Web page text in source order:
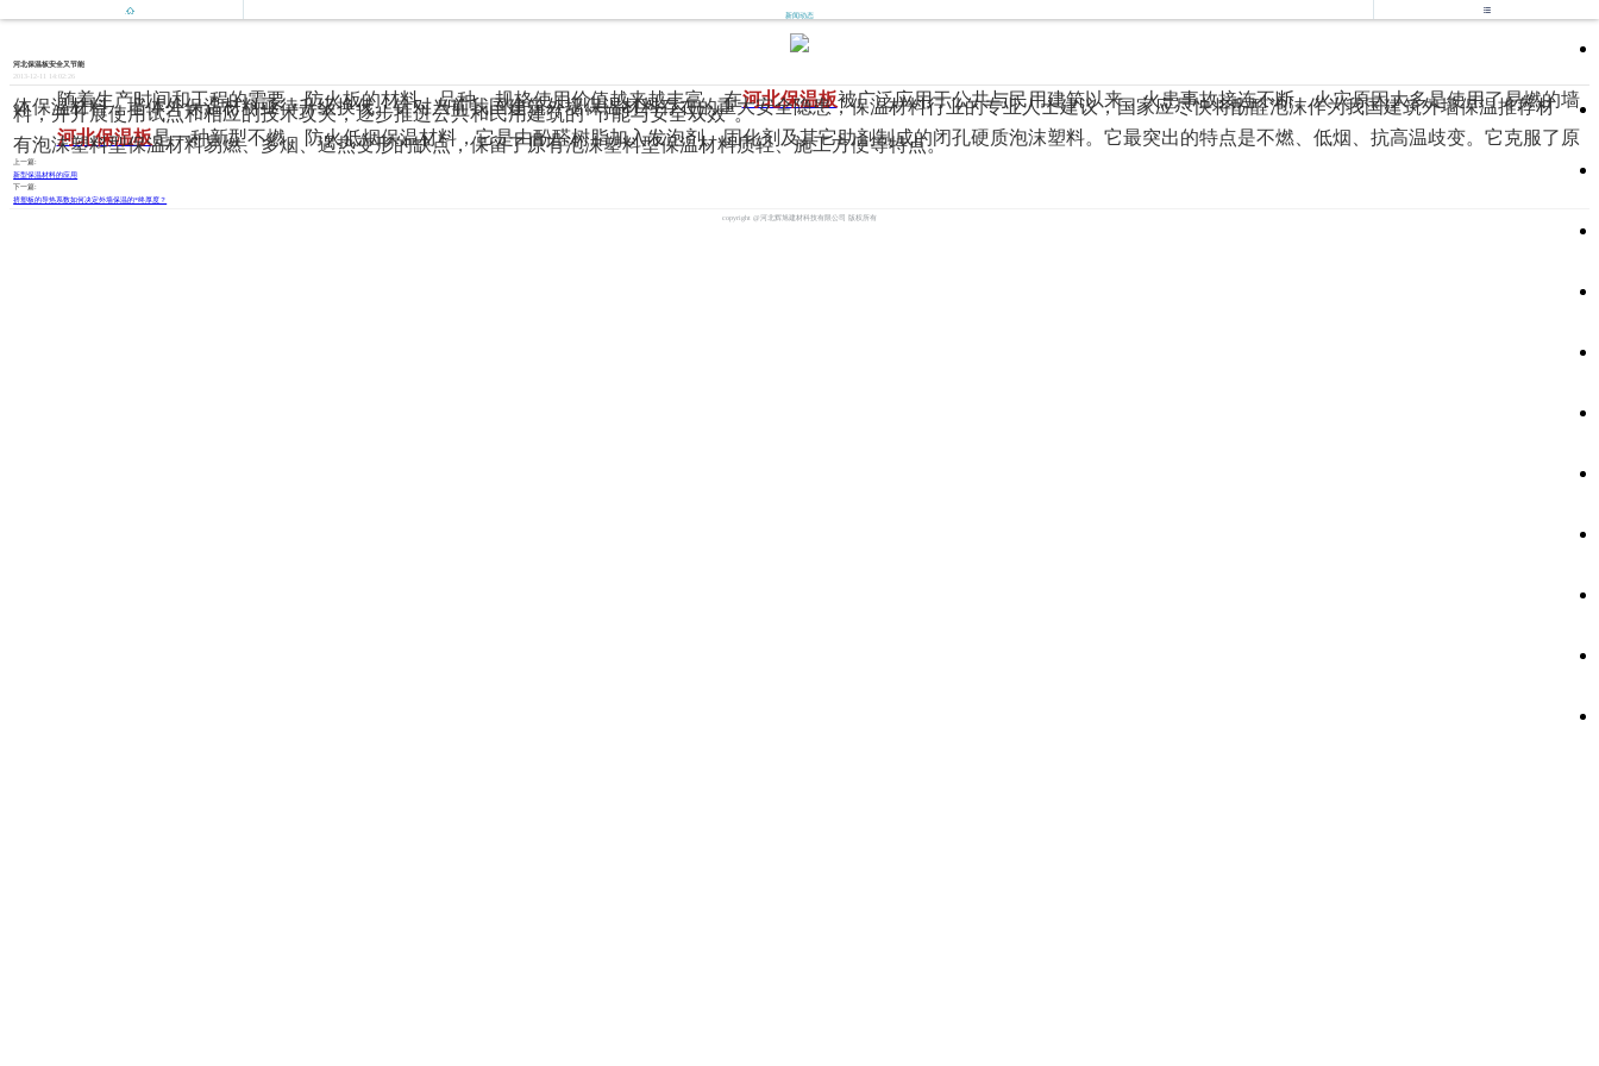

新闻动态

河北保温板安全又节能
2013-12-11 14:02:26
随着生产时间和工程的需要，防火板的材料、品种、规格使用价值越来越丰富。在河北保温板被广泛应用于公共与民用建筑以来，火患事故接连不断。火灾原因大多是使用了易燃的墙
体保温材料，墙体外保温材料亟待升级换代。针对当前我国建筑外墙保温材料存在的重大安全隐患，保温材料行业的专业人士建议，国家应尽快将酚醛泡沫作为我国建筑外墙保温推荐材
料，并开展使用试点和相应的技术攻关，逐步推进公共和民用建筑的“节能与安全双效”。
河北保温板是一种新型不燃、防火低烟保温材料，它是由酚醛树脂加入发泡剂、固化剂及其它助剂制成的闭孔硬质泡沫塑料。它最突出的特点是不燃、低烟、抗高温歧变。它克服了原
有泡沫塑料型保温材料易燃、多烟、遇热变形的缺点，保留了原有泡沫塑料型保温材料质轻、施工方便等特点。
上一篇:
新型保温材料的应用
下一篇:
挤塑板的导热系数如何决定外墙保温的*终厚度？
copyright @河北辉旭建材科技有限公司 版权所有